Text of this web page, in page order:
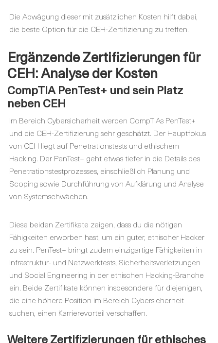
Die Abwägung dieser mit zusätzlichen Kosten hilft dabei,
die beste Option für die CEH-Zertifizierung zu treffen.
Ergänzende Zertifizierungen für
CEH: Analyse der Kosten
CompTIA PenTest+ und sein Platz
neben CEH
Im Bereich Cybersicherheit werden CompTIAs PenTest+
und die CEH-Zertifizierung sehr geschätzt. Der Hauptfokus
von CEH liegt auf Penetrationstests und ethischem
Hacking. Der PenTest+ geht etwas tiefer in die Details des
Penetrationstestprozesses, einschließlich Planung und
Scoping sowie Durchführung von Aufklärung und Analyse
von Systemschwächen.
Diese beiden Zertifikate zeigen, dass du die nötigen
Fähigkeiten erworben hast, um ein guter, ethischer Hacker
zu sein. PenTest+ bringt zudem einzigartige Fähigkeiten in
Infrastruktur- und Netzwerktests, Sicherheitsverletzungen
und Social Engineering in der ethischen Hacking-Branche
ein. Beide Zertifikate können insbesondere für diejenigen,
die eine höhere Position im Bereich Cybersicherheit
suchen, einen Karrierevorteil verschaffen.
Weitere Zertifizierungen für ethisches